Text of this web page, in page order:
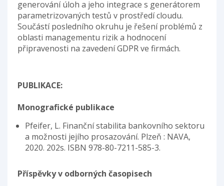
generování úloh a jeho integrace s generátorem
parametrizovaných testů v prostředí cloudu.
Součástí posledního okruhu je řešení problémů z
oblasti managementu rizik a hodnocení
připravenosti na zavedení GDPR ve firmách.
PUBLIKACE:
Monografické publikace
Pfeifer, L. Finanční stabilita bankovního sektoru
a možnosti jejího prosazování. Plzeň : NAVA,
2020. 202s. ISBN 978-80-7211-585-3.
Příspěvky v odborných časopisech